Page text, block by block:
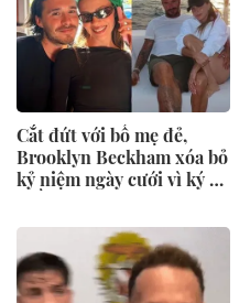
Cắt đứt với bố mẹ đẻ,
Brooklyn Beckham xóa bỏ
kỷ niệm ngày cưới vì ký ức
trong ngày cưới